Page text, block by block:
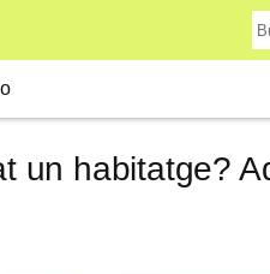
un habitatge?